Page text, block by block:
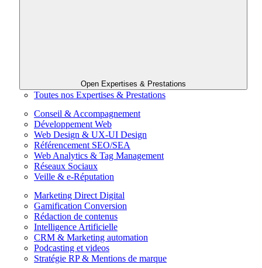
Open Expertises & Prestations
Toutes nos Expertises & Prestations
Conseil & Accompagnement
Développement Web
Web Design & UX-UI Design
Référencement SEO/SEA
Web Analytics & Tag Management
Réseaux Sociaux
Veille & e-Réputation
Marketing Direct Digital
Gamification Conversion
Rédaction de contenus
Intelligence Artificielle
CRM & Marketing automation
Podcasting et videos
Stratégie RP & Mentions de marque